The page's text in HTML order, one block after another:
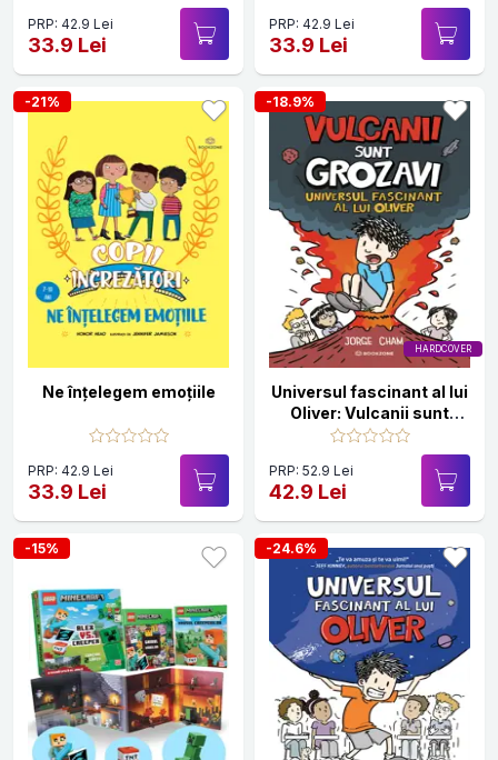
PRP: 42.9 Lei
33.9 Lei
PRP: 42.9 Lei
33.9 Lei
-21%
Ne înţelegem emoțiile
PRP: 42.9 Lei
33.9 Lei
HARDCOVER
-18.9%
Universul fascinant al lui
Oliver: Vulcanii sunt
grozavi!
PRP: 52.9 Lei
42.9 Lei
-15% -24.6%